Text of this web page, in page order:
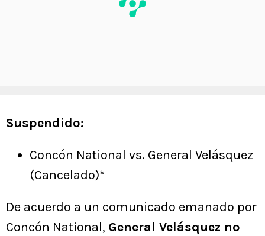
Suspendido:
Concón National vs. General Velásquez
(Cancelado)*
De acuerdo a un comunicado emanado por
Concón National, General Velásquez no